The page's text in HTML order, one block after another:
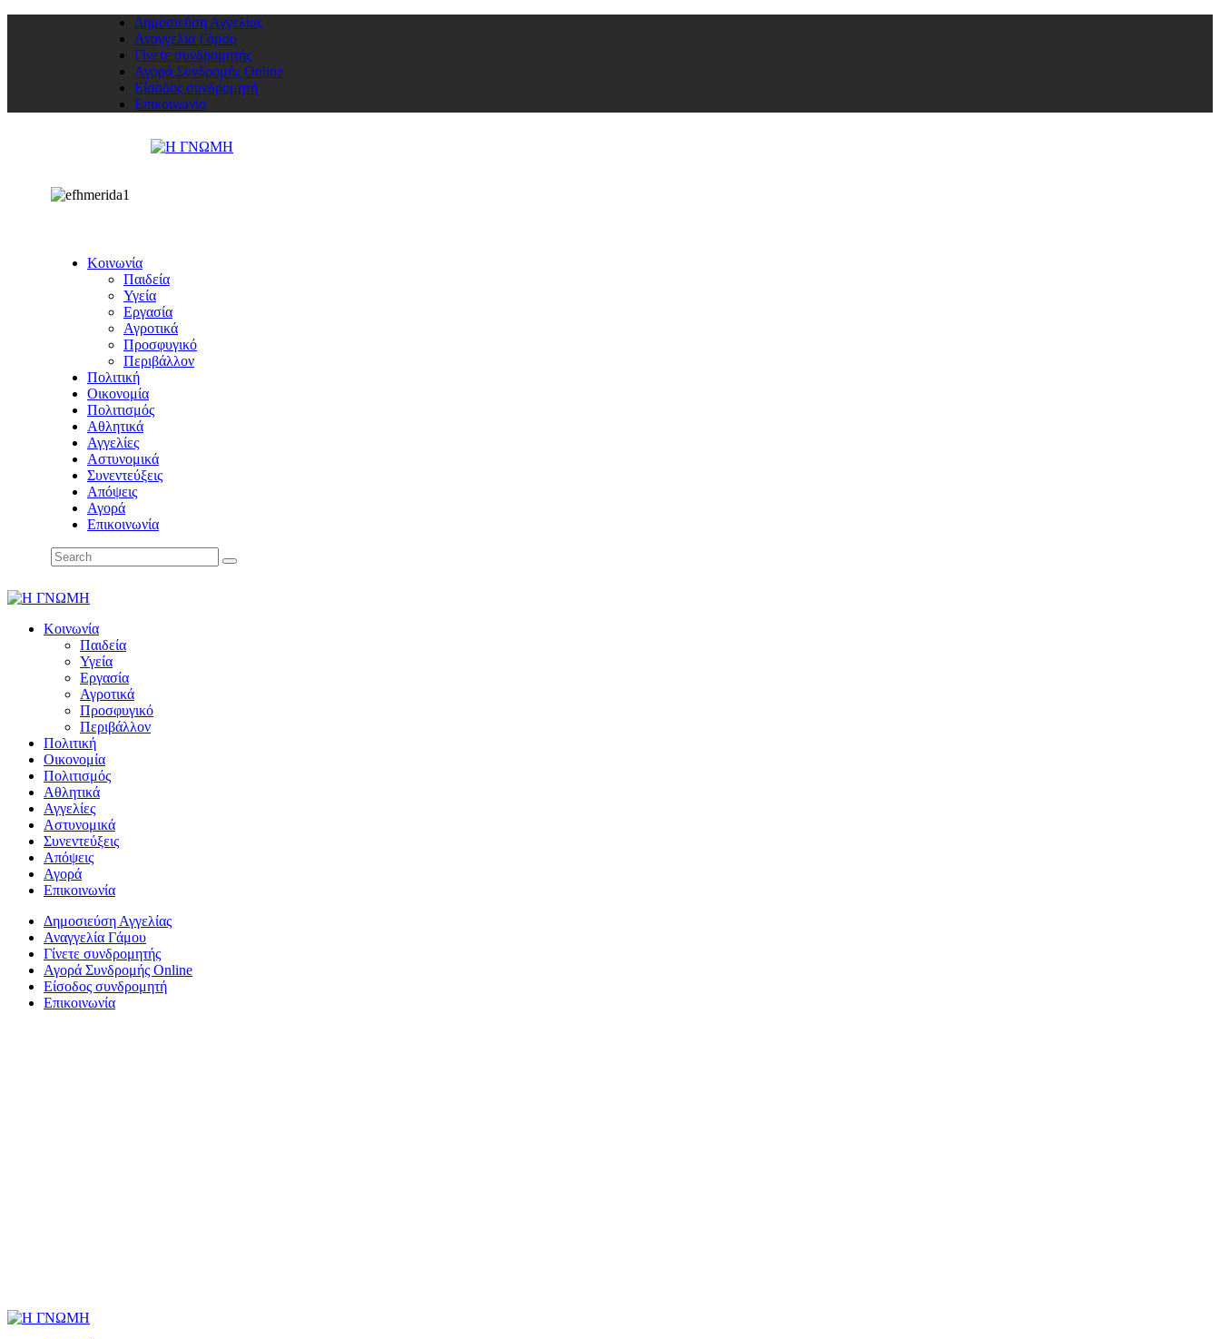
Δημοσιεύση Αγγελίας
Αναγγελία Γάμου
Γίνετε συνδρομητής
Αγορά Συνδρομής Online
Είσοδος συνδρομητή
Επικοινωνία
Κοινωνία
Παιδεία
Υγεία
Εργασία
Αγροτικά
Προσφυγικό
Περιβάλλον
Πολιτική
Οικονομία
Πολιτισμός
Αθλητικά
Αγγελίες
Αστυνομικά
Συνεντεύξεις
Απόψεις
Αγορά
Επικοινωνία
Κοινωνία
Παιδεία
Υγεία
Εργασία
Αγροτικά
Προσφυγικό
Περιβάλλον
Πολιτική
Οικονομία
Πολιτισμός
Αθλητικά
Αγγελίες
Αστυνομικά
Συνεντεύξεις
Απόψεις
Αγορά
Επικοινωνία
Δημοσιεύση Αγγελίας
Αναγγελία Γάμου
Γίνετε συνδρομητής
Αγορά Συνδρομής Online
Είσοδος συνδρομητή
Επικοινωνία